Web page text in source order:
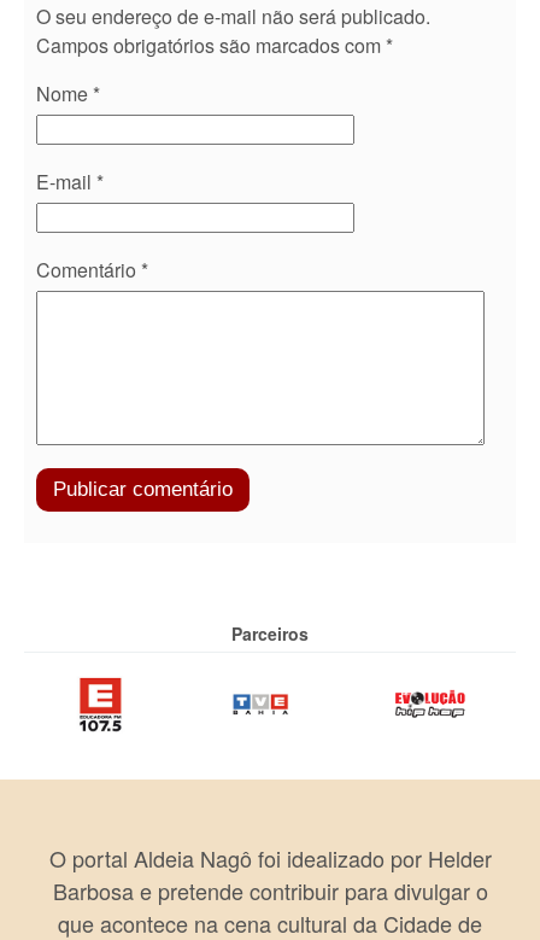
O seu endereço de e-mail não será publicado.
Campos obrigatórios são marcados com *
Nome *
E-mail *
Comentário *
Parceiros
O portal Aldeia Nagô foi idealizado por Helder
Barbosa e pretende contribuir para divulgar o
que acontece na cena cultural da Cidade de